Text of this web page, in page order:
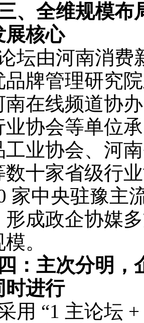
、全维规模布
展核心
由河南消费
品牌管理研究
南在线频道协
业协会等单位
工业协会、河
数十家省级行
家中央驻豫主
形成政企协媒
。
主次分明，
时进行
“1 主论坛 +